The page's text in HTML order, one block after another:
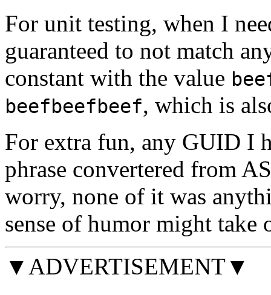
For unit testing, when I
guaranteed to not match
constant with the value
beefbeefbeef, which is
For extra fun, any GUID I
phrase convertered from
worry, none of it was
sense of humor might take
▼ADVERTISEMENT▼